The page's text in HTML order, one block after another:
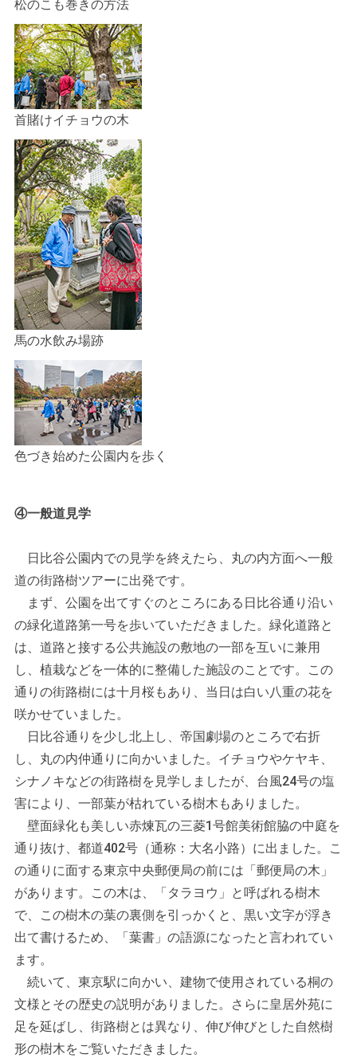
松のこも巻きの方法
首賭けイチョウの木
馬の水飲み場跡
色づき始めた公園内を歩く
④一般道見学
日比谷公園内での見学を終えたら、丸の内方面へ一般
道の街路樹ツアーに出発です。
まず、公園を出てすぐのところにある日比谷通り沿い
の緑化道路第一号を歩いていただきました。緑化道路と
は、道路と接する公共施設の敷地の一部を互いに兼用
し、植栽などを一体的に整備した施設のことです。この
通りの街路樹には十月桜もあり、当日は白い八重の花を
咲かせていました。
日比谷通りを少し北上し、帝国劇場のところで右折
し、丸の内仲通りに向かいました。イチョウやケヤキ、
シナノキなどの街路樹を見学しましたが、台風24号の塩
害により、一部葉が枯れている樹木もありました。
壁面緑化も美しい赤煉瓦の三菱1号館美術館脇の中庭を
通り抜け、都道402号（通称：大名小路）に出ました。こ
の通りに面する東京中央郵便局の前には「郵便局の木」
があります。この木は、「タラヨウ」と呼ばれる樹木
で、この樹木の葉の裏側を引っかくと、黒い文字が浮き
出て書けるため、「葉書」の語源になったと言われてい
ます。
続いて、東京駅に向かい、建物で使用されている桐の
文様とその歴史の説明がありました。さらに皇居外苑に
足を延ばし、街路樹とは異なり、伸び伸びとした自然樹
形の樹木をご覧いただきました。